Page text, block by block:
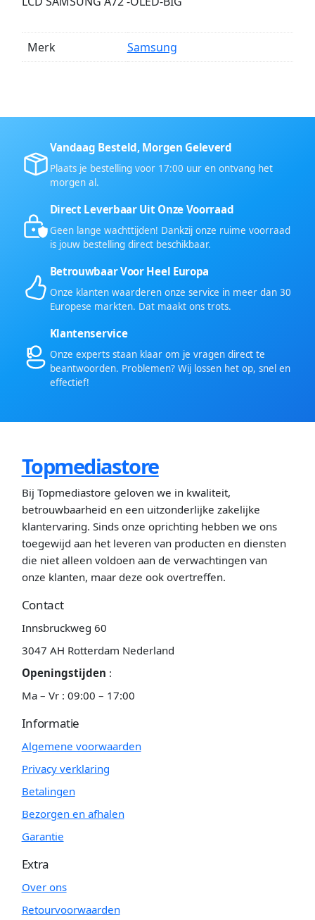
Merk Samsung
Vandaag Besteld, Morgen Geleverd
Plaats je bestelling voor 17:00 uur en ontvang het
morgen al.
Direct Leverbaar Uit Onze Voorraad
Geen lange wachttijden! Dankzij onze ruime voorraad
is jouw bestelling direct beschikbaar.
Betrouwbaar Voor Heel Europa
Onze klanten waarderen onze service in meer dan 30
Europese markten. Dat maakt ons trots.
Klantenservice
Onze experts staan klaar om je vragen direct te
beantwoorden. Problemen? Wij lossen het op, snel en
effectief!
Topmediastore
Bij Topmediastore geloven we in kwaliteit,
betrouwbaarheid en een uitzonderlijke zakelijke
klantervaring. Sinds onze oprichting hebben we ons
toegewijd aan het leveren van producten en diensten
die niet alleen voldoen aan de verwachtingen van
onze klanten, maar deze ook overtreffen.
Contact
Innsbruckweg 60
3047 AH Rotterdam Nederland
Openingstijden :
Ma – Vr : 09:00 – 17:00
Informatie
Algemene voorwaarden
Privacy verklaring
Betalingen
Bezorgen en afhalen
Garantie
Extra
Over ons
Retourvoorwaarden